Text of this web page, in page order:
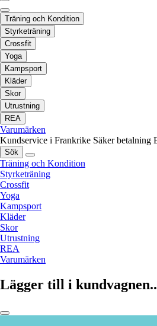
Träning och Kondition
Styrketräning
Crossfit
Yoga
Kampsport
Kläder
Skor
Utrustning
REA
Varumärken
Kundservice i Frankrike Säker betalning
Sök
Träning och Kondition
Styrketräning
Crossfit
Yoga
Kampsport
Kläder
Skor
Utrustning
REA
Varumärken
Lägger till i